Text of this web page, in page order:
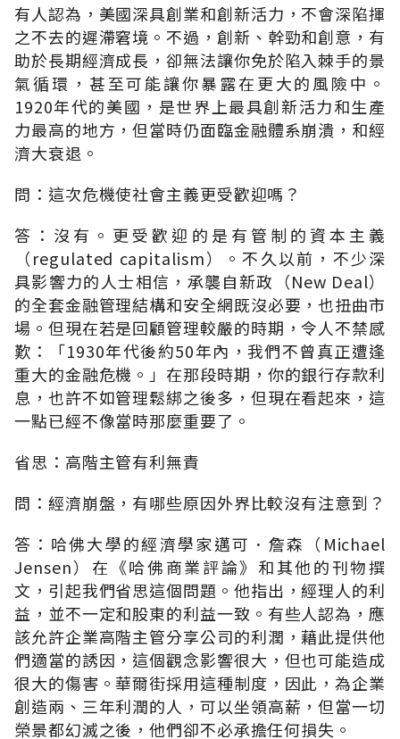
有人認為，美國深具創業和創新活力，不會深陷揮
之不去的遲滯窘境。不過，創新、幹勁和創意，有
助於長期經濟成長，卻無法讓你免於陷入棘手的景
氣循環，甚至可能讓你暴露在更大的風險中。
1920年代的美國，是世界上最具創新活力和生產
力最高的地方，但當時仍面臨金融體系崩潰，和經
濟大衰退。
問：這次危機使社會主義更受歡迎嗎？
答：沒有。更受歡迎的是有管制的資本主義
（regulated capitalism）。不久以前，不少深
具影響力的人士相信，承襲自新政（New Deal）
的全套金融管理結構和安全網既沒必要，也扭曲市
場。但現在若是回顧管理較嚴的時期，令人不禁感
歎：「1930年代後約50年內，我們不曾真正遭逢
重大的金融危機。」在那段時期，你的銀行存款利
息，也許不如管理鬆綁之後多，但現在看起來，這
一點已經不像當時那麼重要了。
省思：高階主管有利無責
問：經濟崩盤，有哪些原因外界比較沒有注意到？
答：哈佛大學的經濟學家邁可．詹森（Michael
Jensen）在《哈佛商業評論》和其他的刊物撰
文，引起我們省思這個問題。他指出，經理人的利
益，並不一定和股東的利益一致。有些人認為，應
該允許企業高階主管分享公司的利潤，藉此提供他
們適當的誘因，這個觀念影響很大，但也可能造成
很大的傷害。華爾街採用這種制度，因此，為企業
創造兩、三年利潤的人，可以坐領高薪，但當一切
榮景都幻滅之後，他們卻不必承擔任何損失。